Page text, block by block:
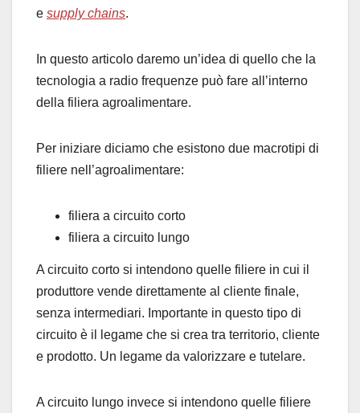
e supply chains.
In questo articolo daremo un’idea di quello che la
tecnologia a radio frequenze può fare all’interno
della filiera agroalimentare.
Per iniziare diciamo che esistono due macrotipi di
filiere nell’agroalimentare:
filiera a circuito corto
filiera a circuito lungo
A circuito corto si intendono quelle filiere in cui il
produttore vende direttamente al cliente finale,
senza intermediari. Importante in questo tipo di
circuito è il legame che si crea tra territorio, cliente
e prodotto. Un legame da valorizzare e tutelare.
A circuito lungo invece si intendono quelle filiere